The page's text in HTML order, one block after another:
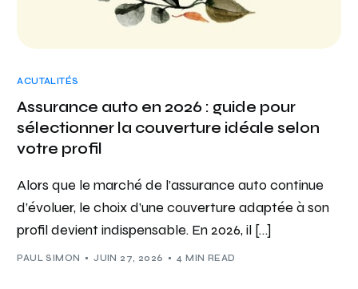
ACUTALITÉS
Assurance auto en 2026 : guide pour
sélectionner la couverture idéale selon
votre profil
Alors que le marché de l’assurance auto continue
d’évoluer, le choix d’une couverture adaptée à son
profil devient indispensable. En 2026, il […]
PAUL SIMON JUIN 27, 2026 4 MIN READ